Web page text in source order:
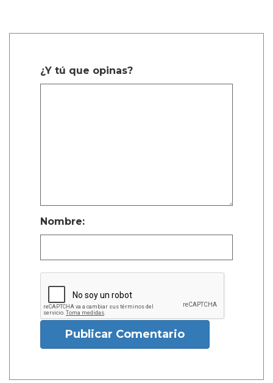
¿Y tú que opinas?
Nombre:
Publicar Comentario